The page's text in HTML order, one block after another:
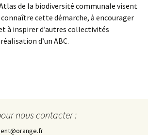
de la biodiversité communale visent
cette démarche, à encourager
à inspirer d’autres collectivités
d’un ABC.
nous contacter :